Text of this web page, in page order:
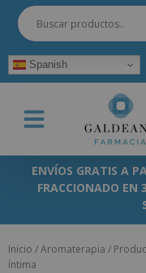
Spanish
ENVÍOS GRATIS A
FRACCIONADO EN
Inicio /Aromaterapia /
íntima